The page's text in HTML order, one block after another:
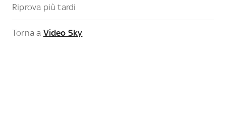
Riprova più tardi
Torna a Video Sky